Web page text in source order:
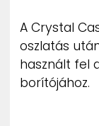
A Crystal
oszlatás
használt fel
borítójához.